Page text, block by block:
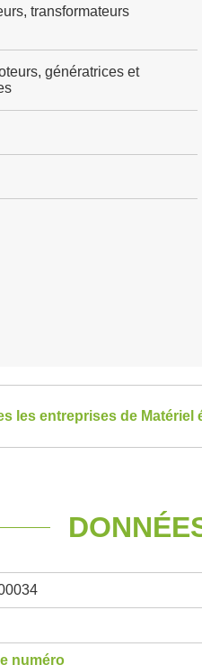
transformateurs
génératrices et
les entreprises de
numéro